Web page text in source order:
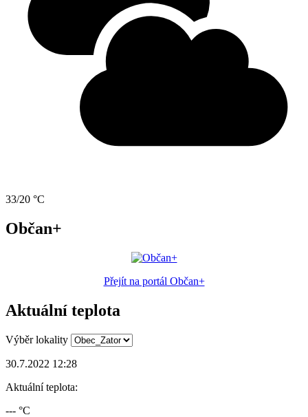
33/20 °C
Občan+
Přejít na portál Občan+
Aktuální teplota
Výběr lokality
30.7.2022 12:28
Aktuální teplota:
--- °C